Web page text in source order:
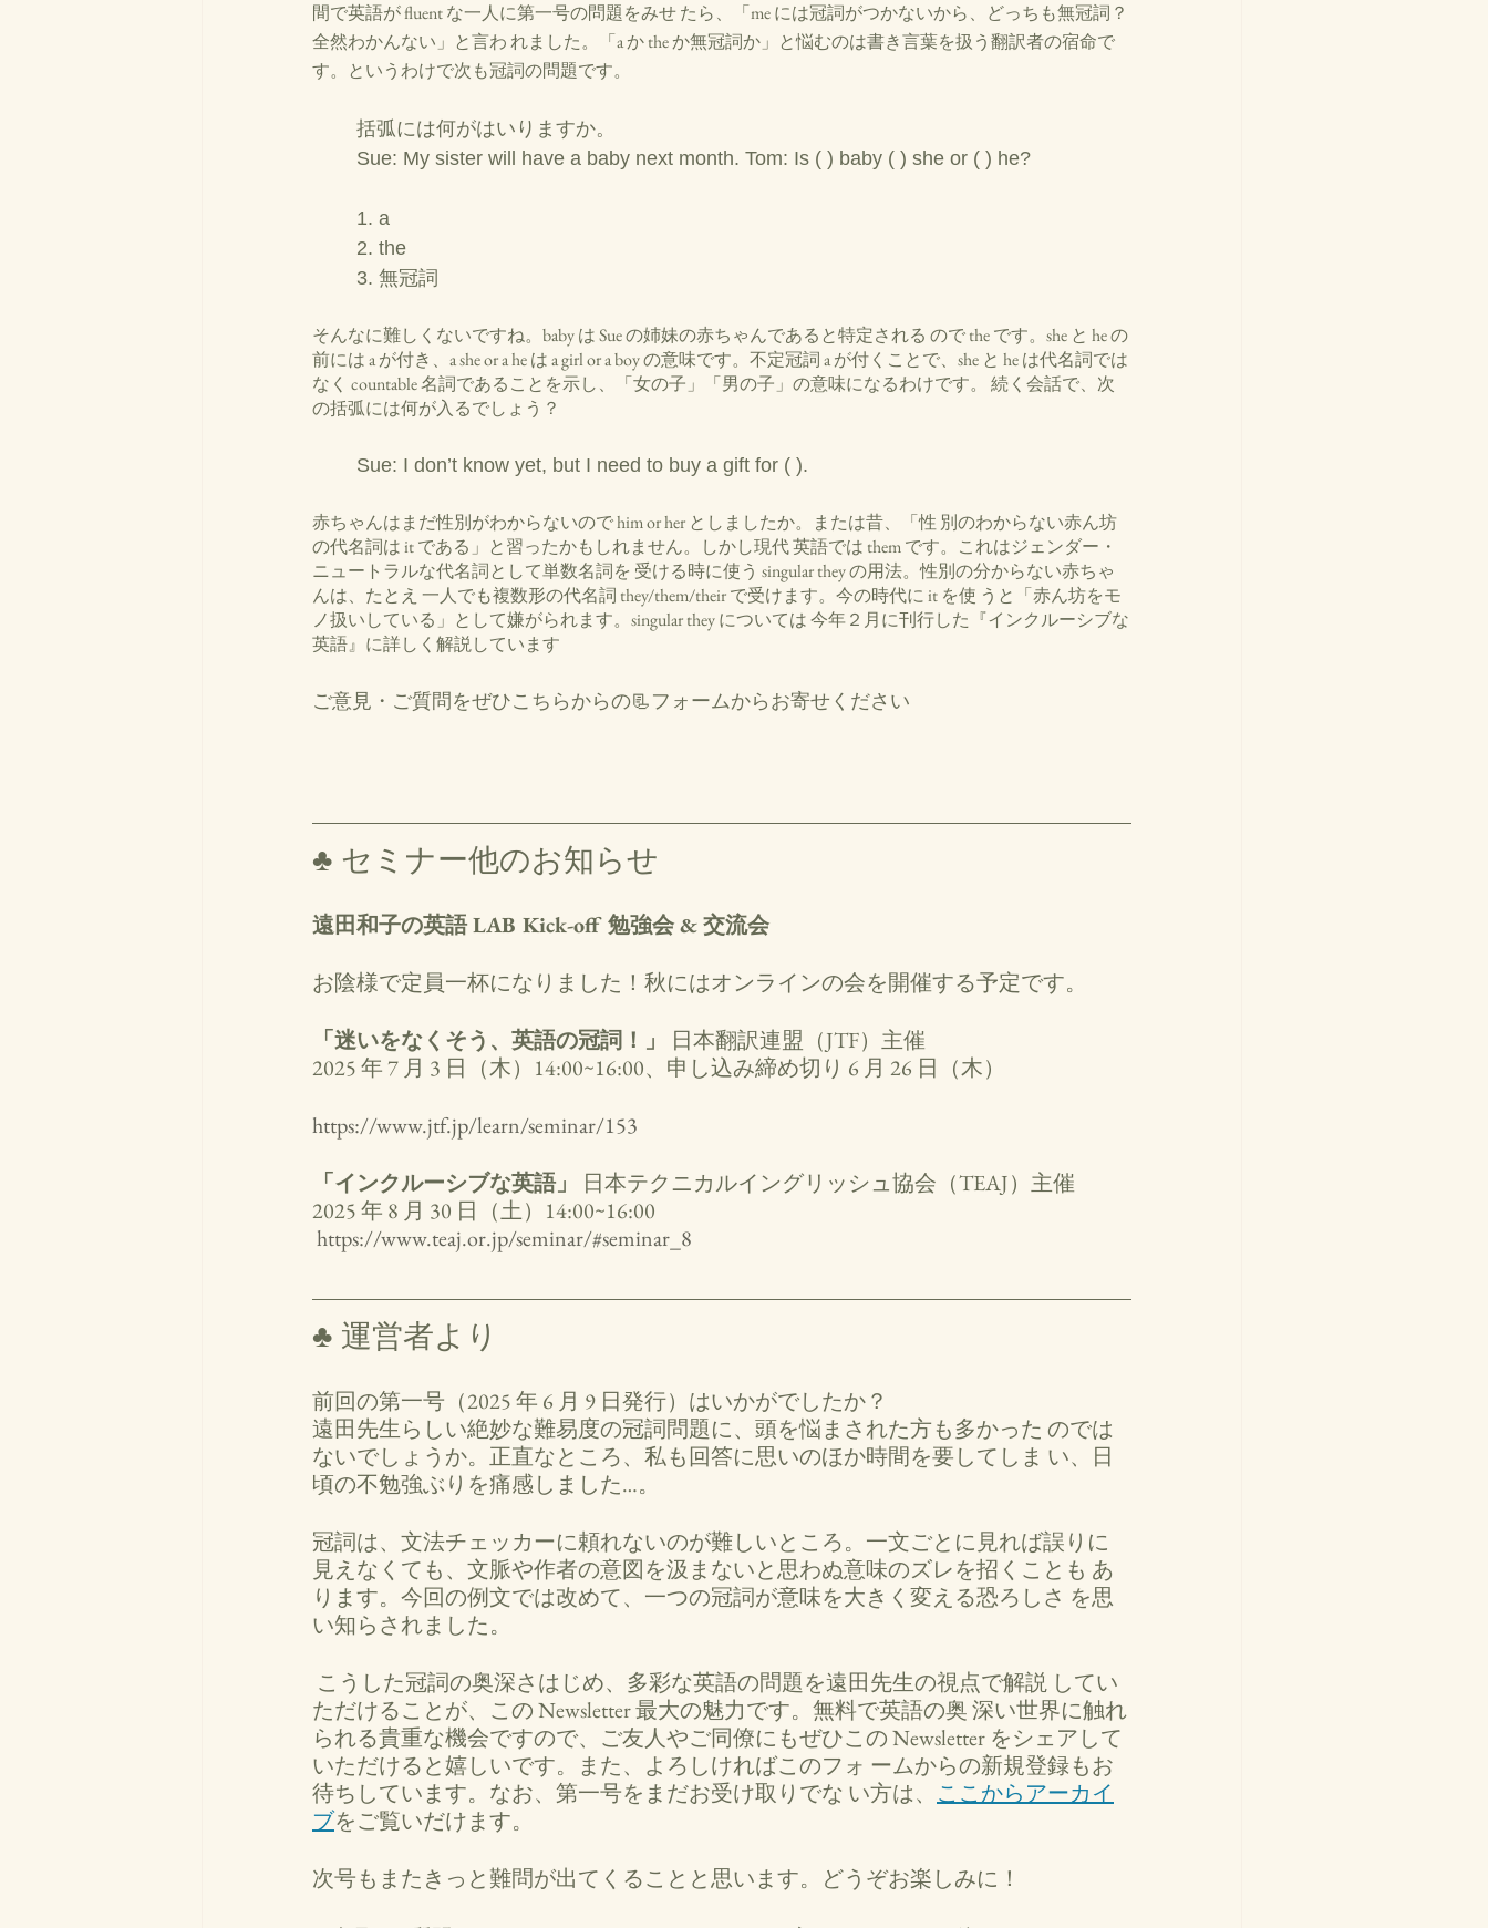
間で英語が fluent な一人に第一号の問題をみせ たら、「me には冠詞がつかないから、どっちも無冠詞？
全然わかんない」と言わ れました。「a か the か無冠詞か」と悩むのは書き言葉を扱う翻訳者の宿命で
す。というわけで次も冠詞の問題です。
	括弧には何がはいりますか。
	Sue: My sister will have a baby next month. Tom: Is ( ) baby ( ) she or ( ) he?
	1. a
	2. the
	3. 無冠詞
そんなに難しくないですね。baby は Sue の姉妹の赤ちゃんであると特定される ので the です。she と he の
前には a が付き、a she or a he は a girl or a boy の意味です。不定冠詞 a が付くことで、she と he は代名詞では
なく countable 名詞であることを示し、「女の子」「男の子」の意味になるわけです。 続く会話で、次
の括弧には何が入るでしょう？
	Sue: I don’t know yet, but I need to buy a gift for ( ).
赤ちゃんはまだ性別がわからないので him or her としましたか。または昔、「性 別のわからない赤ん坊
の代名詞は it である」と習ったかもしれません。しかし現代 英語では them です。これはジェンダー・
ニュートラルな代名詞として単数名詞を 受ける時に使う singular they の用法。性別の分からない赤ちゃ
んは、たとえ 一人でも複数形の代名詞 they/them/their で受けます。今の時代に it を使 うと「赤ん坊をモ
ノ扱いしている」として嫌がられます。singular they については 今年２月に刊行した『インクルーシブな
英語』に詳しく解説しています
ご意見・ご質問をぜひこちらからの📃フォームからお寄せください
♣ セミナー他のお知らせ
遠田和子の英語 LAB Kick-off 勉強会 & 交流会
お陰様で定員一杯になりました！秋にはオンラインの会を開催する予定です。
「迷いをなくそう、英語の冠詞！」
日本翻訳連盟（JTF）主催
2025 年 7 月 3 日（木）14:00~16:00、申し込み締め切り 6 月 26 日（木）
https://www.jtf.jp/learn/seminar/153
「インクルーシブな英語」
日本テクニカルイングリッシュ協会（TEAJ）主催
2025 年 8 月 30 日（土）14:00~16:00
https://www.teaj.or.jp/seminar/#seminar_8
♣ 運営者より
前回の第一号（2025 年 6 月 9 日発行）はいかがでしたか？
遠田先生らしい絶妙な難易度の冠詞問題に、頭を悩まされた方も多かった のでは
ないでしょうか。正直なところ、私も回答に思いのほか時間を要してしま い、日
頃の不勉強ぶりを痛感しました…。
冠詞は、文法チェッカーに頼れないのが難しいところ。一文ごとに見れば誤りに
見えなくても、文脈や作者の意図を汲まないと思わぬ意味のズレを招くことも あ
ります。今回の例文では改めて、一つの冠詞が意味を大きく変える恐ろしさ を思
い知らされました。
ただけることが、この Newsletter 最大の魅力です。無料で英語の奥 深い世界に触れ
られる貴重な機会ですので、ご友人やご同僚にもぜひこの Newsletter をシェアして
いただけると嬉しいです。また、よろしければこのフォ ームからの新規登録もお
待ちしています。なお、第一号をまだお受け取りでな い方は、 ここからアーカイ
ブをご覧いだけます。
次号もまたきっと難問が出てくることと思います。どうぞお楽しみに！